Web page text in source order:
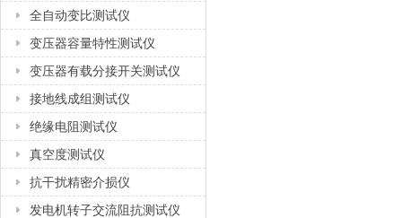
全自动变比测试仪
变压器容量特性测试仪
变压器有载分接开关测试仪
接地线成组测试仪
绝缘电阻测试仪
真空度测试仪
抗干扰精密介损仪
发电机转子交流阻抗测试仪